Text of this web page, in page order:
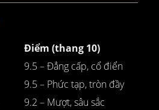
Điểm (thang 10)
9.5 – Đẳng cấp, cổ điển
9.5 – Phức tạp, tròn đầy
9.2 – Mượt, sâu sắc